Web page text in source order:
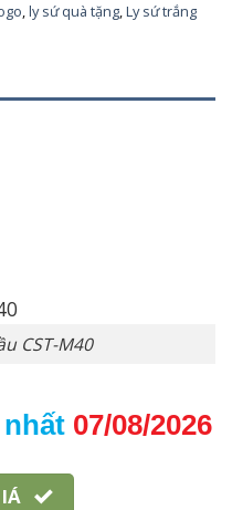
,ly sứ quà tặng,Ly sứ trắng
CST-M40
07/08/2026